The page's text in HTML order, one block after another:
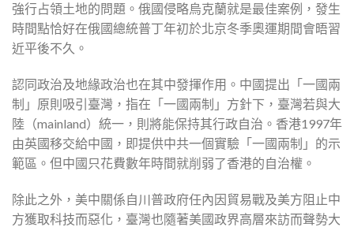
強行占領土地的問題。俄國侵略烏克蘭就是最佳案例，發生
時間點恰好在俄國總統普丁年初於北京冬季奧運期間會晤習
近平後不久。
認同政治及地緣政治也在其中發揮作用。中國提出「一國兩
制」原則吸引臺灣，指在「一國兩制」方針下，臺灣若與大
陸（mainland）統一，則將能保持其行政自治。香港1997年
由英國移交給中國，即提供中共一個實驗「一國兩制」的示
範區。但中國只花費數年時間就削弱了香港的自治權。
除此之外，美中關係自川普政府任內因貿易戰及美方阻止中
方獲取科技而惡化，臺灣也隨著美國政界高層來訪而聲勢大